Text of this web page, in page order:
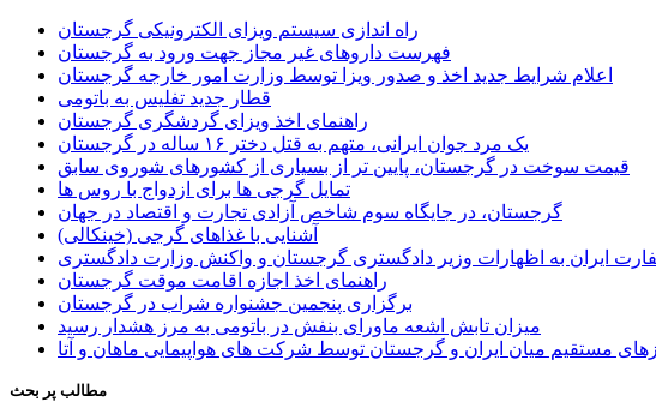
راه اندازی سیستم ویزای الکترونیکی گرجستان
فهرست داروهای غیر مجاز جهت ورود به گرجستان
اعلام شرایط جدید اخذ و صدور ویزا توسط وزارت امور خارجه گرجستان
قطار جدید تفلیس به باتومی
راهنمای اخذ ویزای گردشگری گرجستان
یک مرد جوان ایرانی، متهم به قتل دختر ۱۶ ساله در گرجستان
قیمت سوخت در گرجستان، پایین تر از بسیاری از کشورهای شوروی سابق
تمایل گرجی ها برای ازدواج با روس ها
گرجستان، در جایگاه سوم شاخص آزادی تجارت و اقتصاد در جهان
آشنایی با غذاهای گرجی (خینکالی)
ایران به اظهارات وزیر دادگستری گرجستان و واکنش وزارت دادگستری
راهنمای اخذ اجازه اقامت موقت گرجستان
برگزاری پنجمین جشنواره شراب در گرجستان
میزان تابش اشعه ماورای بنفش در باتومی به مرز هشدار رسید
مستقیم میان ایران و گرجستان توسط شرکت های هواپیمایی ماهان و آتا
مطالب پر بحث